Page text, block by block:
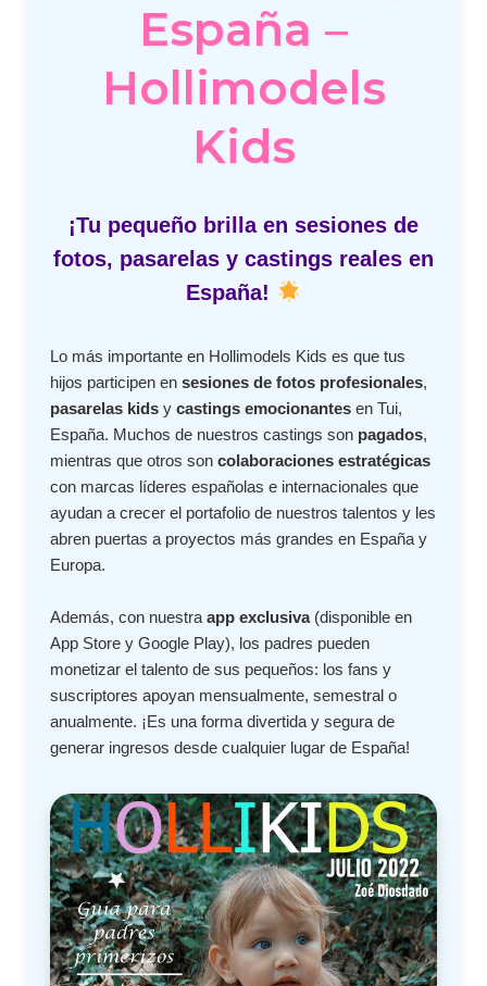
España –
Hollimodels
Kids
¡Tu pequeño brilla en sesiones de
fotos, pasarelas y castings reales en
España!
Lo más importante en Hollimodels Kids es que tus
hijos participen ensesiones de fotos profesionales,
pasarelas kids ycastings emocionantes en Tui,
España. Muchos de nuestros castings son pagados,
mientras que otros soncolaboraciones estratégicas
con marcas líderes españolas e internacionales que
ayudan a crecer el portafolio de nuestros talentos y les
abren puertas a proyectos más grandes en España y
Europa.
Además, con nuestraapp exclusiva(disponible en
App Store y Google Play), los padres pueden
monetizar el talento de sus pequeños: los fans y
suscriptores apoyan mensualmente, semestral o
anualmente. ¡Es una forma divertida y segura de
generar ingresos desde cualquier lugar de España!